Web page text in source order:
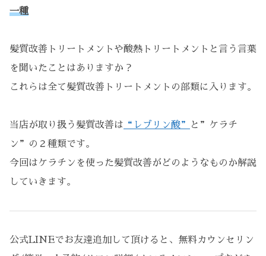
一種
髪質改善トリートメントや酸熱トリートメントと言う言葉
を聞いたことはありますか？
これらは全て髪質改善トリートメントの部類に入ります。
当店が取り扱う髪質改善は “レブリン酸”
と”ケラチ
ン”の２種類です。
今回はケラチンを使った髪質改善がどのようなものか解説
していきます。
公式LINEでお友達追加して頂けると、無料カウンセリン